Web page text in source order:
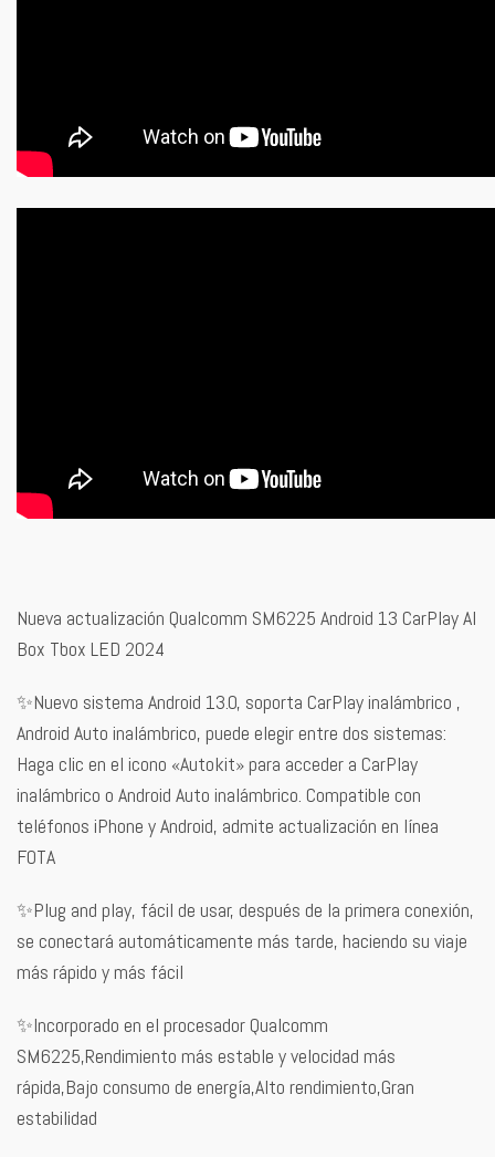
Nueva actualización Qualcomm SM6225 Android 13 CarPlay AI
Box Tbox LED 2024
✨Nuevo sistema Android 13.0, soporta CarPlay inalámbrico ,
Android Auto inalámbrico, puede elegir entre dos sistemas:
Haga clic en el icono «Autokit» para acceder a CarPlay
inalámbrico o Android Auto inalámbrico. Compatible con
teléfonos iPhone y Android, admite actualización en línea
FOTA
✨Plug and play, fácil de usar, después de la primera conexión,
se conectará automáticamente más tarde, haciendo su viaje
más rápido y más fácil
✨Incorporado en el procesador Qualcomm
SM6225,Rendimiento más estable y velocidad más
rápida,Bajo consumo de energía,Alto rendimiento,Gran
estabilidad